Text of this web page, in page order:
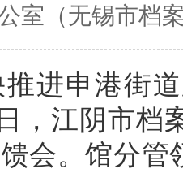
室（无锡市档
申港街道
，江阴市档
会。馆分管